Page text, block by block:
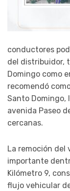
conductores
del distribuidor,
Domingo como
recomendó
Santo Domingo,
avenida Paseo
cercanas.
La remoción del
importante
Kilómetro 9,
flujo vehicular